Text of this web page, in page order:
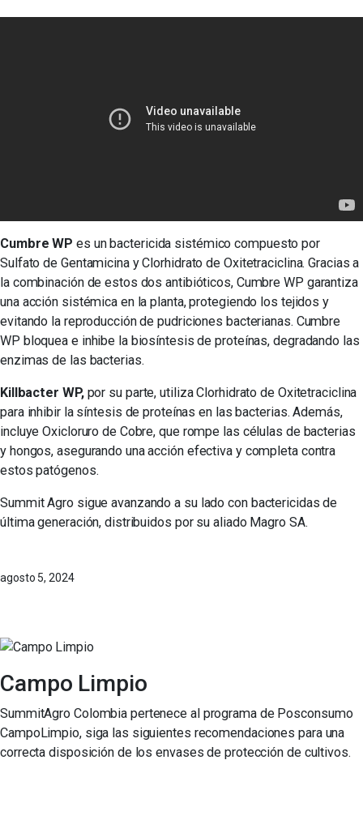
Cumbre WP es un bactericida sistémico compuesto por
Sulfato de Gentamicina y Clorhidrato de Oxitetraciclina. Gracias a
la combinación de estos dos antibióticos, Cumbre WP garantiza
una acción sistémica en la planta, protegiendo los tejidos y
evitando la reproducción de pudriciones bacterianas. Cumbre
WP bloquea e inhibe la biosíntesis de proteínas, degradando las
enzimas de las bacterias.
Killbacter WP,por su parte, utiliza Clorhidrato de Oxitetraciclina
para inhibir la síntesis de proteínas en las bacterias. Además,
incluye Oxicloruro de Cobre, que rompe las células de bacterias
y hongos, asegurando una acción efectiva y completa contra
estos patógenos.
Summit Agro sigue avanzando a su lado con bactericidas de
última generación, distribuidos por su aliado Magro SA.
agosto 5, 2024
Campo Limpio
SummitAgro Colombia pertenece al programa de Posconsumo
CampoLimpio, siga las siguientes recomendaciones para una
correcta disposición de los envases de protección de cultivos.